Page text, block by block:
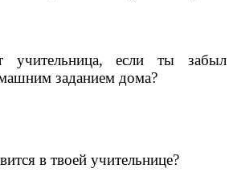
учительница, если ты забыл
заданием дома?
в твоей учительнице?